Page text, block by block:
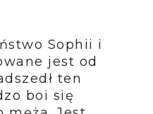
Sophii i
jest od
ten
boi się